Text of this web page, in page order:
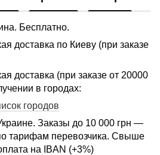
Бесплатно.
доставка по Киеву (при заказе
доставка (при заказе от 20000
в городах:
городов
Заказы до 10 000 грн —
тарифам перевозчика. Свыше
на IBAN (+3%)